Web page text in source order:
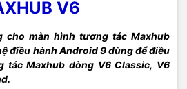
V6
cho màn hình tương tác Maxhub
điều hành Android 9 dùng để điều
tác Maxhub dòng V6 Classic, V6